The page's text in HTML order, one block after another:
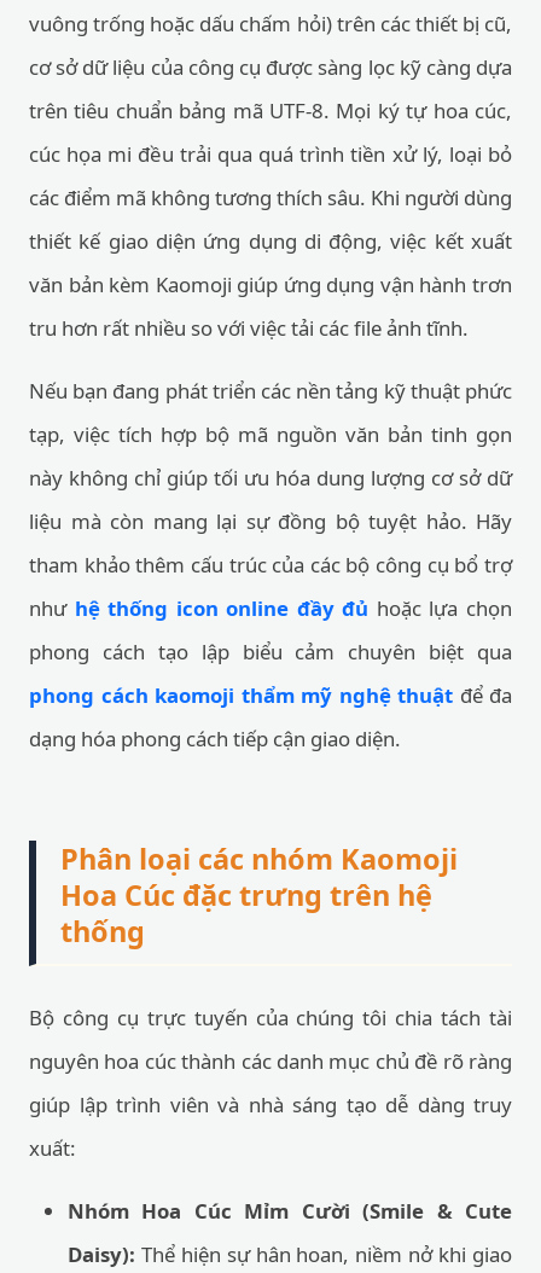
vuông trống hoặc dấu chấm hỏi) trên các thiết bị cũ,
cơ sở dữ liệu của công cụ được sàng lọc kỹ càng dựa
trên tiêu chuẩn bảng mã UTF-8. Mọi ký tự hoa cúc,
cúc họa mi đều trải qua quá trình tiền xử lý, loại bỏ
các điểm mã không tương thích sâu. Khi người dùng
thiết kế giao diện ứng dụng di động, việc kết xuất
văn bản kèm Kaomoji giúp ứng dụng vận hành trơn
tru hơn rất nhiều so với việc tải các file ảnh tĩnh.
Nếu bạn đang phát triển các nền tảng kỹ thuật phức
tạp, việc tích hợp bộ mã nguồn văn bản tinh gọn
này không chỉ giúp tối ưu hóa dung lượng cơ sở dữ
liệu mà còn mang lại sự đồng bộ tuyệt hảo. Hãy
tham khảo thêm cấu trúc của các bộ công cụ bổ trợ
như hệ thống icon online đầy đủ hoặc lựa chọn
phong cách tạo lập biểu cảm chuyên biệt qua
phong cách kaomoji thẩm mỹ nghệ thuật để đa
dạng hóa phong cách tiếp cận giao diện.
Phân loại các nhóm Kaomoji
Hoa Cúc đặc trưng trên hệ
thống
Bộ công cụ trực tuyến của chúng tôi chia tách tài
nguyên hoa cúc thành các danh mục chủ đề rõ ràng
giúp lập trình viên và nhà sáng tạo dễ dàng truy
xuất:
Nhóm Hoa Cúc Mỉm Cười (Smile & Cute
Daisy): Thể hiện sự hân hoan, niềm nở khi giao